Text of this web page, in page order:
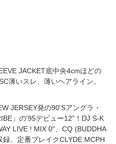
JACKET底中央4cmほどの
薄いスレ、薄いヘアライン。
JERSEY発の90'Sアングラ・
」の'95デビュー12"！DJ S-K
LIVE ! MIX 0"、CQ (BUDDHA
、定番ブレイクCLYDE MCPH